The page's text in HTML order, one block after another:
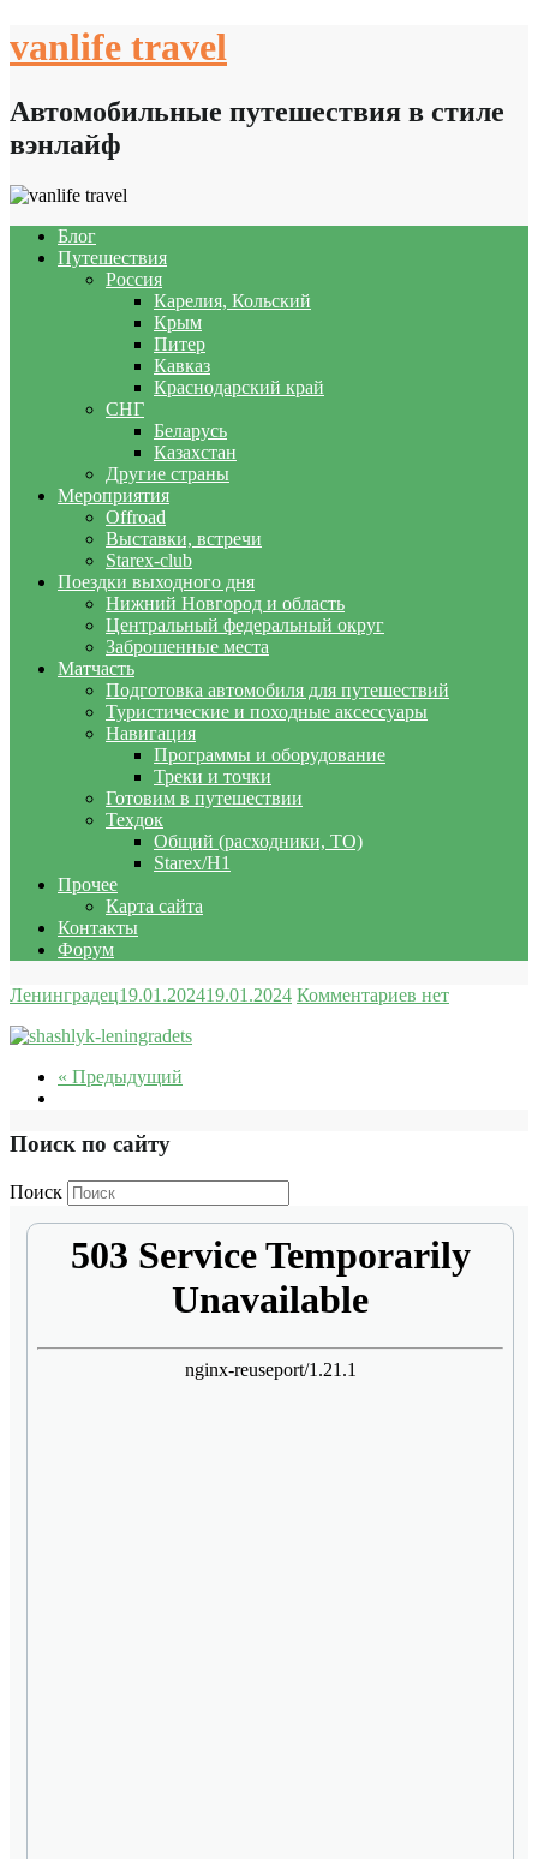
to
vanlife travel
Автомобильные путешествия в стиле
вэнлайф
Блог
Путешествия
Россия
Карелия, Кольский
Крым
Питер
Кавказ
Краснодарский край
СНГ
Беларусь
Казахстан
Другие страны
Мероприятия
Offroad
Выставки, встречи
Starex-club
Поездки выходного дня
Нижний Новгород и область
Центральный федеральный округ
Заброшенные места
Матчасть
Подготовка автомобиля для путешествий
Туристические и походные аксессуары
Навигация
Программы и оборудование
Треки и точки
Готовим в путешествии
Техдок
Общий (расходники, ТО)
Starex/H1
Прочее
Карта сайта
Контакты
Форум
Ленинградец19.01.202419.01.2024 Комментариев нет
« Предыдущий
Поиск по сайту
Поиск